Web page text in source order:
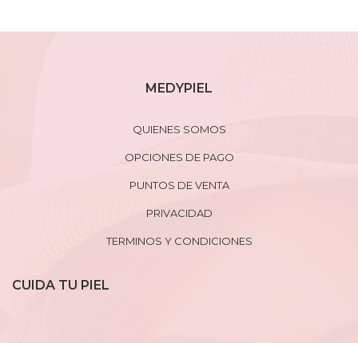
MEDYPIEL
QUIENES SOMOS
OPCIONES DE PAGO
PUNTOS DE VENTA
PRIVACIDAD
TERMINOS Y CONDICIONES
CUIDA TU PIEL